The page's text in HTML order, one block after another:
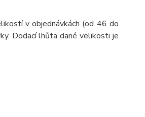
v objednávkách (od 46 do
Dodací lhůta dané velikosti je